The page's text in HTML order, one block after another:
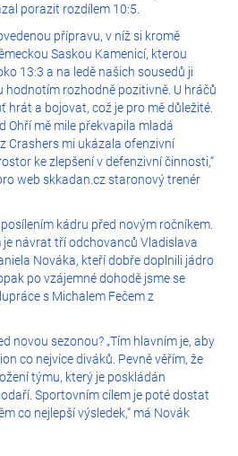
porazit rozdílem 10:5.
přípravu, v níž si kromě
Saskou Kamenicí, kterou
13:3 a na ledě našich sousedů ji
hodnotím rozhodně pozitivně. U hráčů
hrát a bojovat, což je pro mě důležité.
Ohří mě mile překvapila mladá
Crashers mi ukázala ofenzivní
ke zlepšení v defenzivní činnosti,“
web skkadan.cz staronový trenér
kádru před novým ročníkem.
je návrat tří odchovanců Vladislava
Nováka, kteří dobře doplnili jádro
po vzájemné dohodě jsme se
s Michalem Fečem z
novou sezonou? „Tím hlavním je, aby
co nejvíce diváků. Pevně věřím, že
týmu, který je poskládán
Sportovním cílem je poté dostat
co nejlepší výsledek,“ má Novák